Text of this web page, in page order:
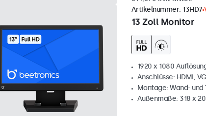
13 Zoll Monitor
Artikelnummer: 13HD7
1920 x 1080
Anschlüsse: HDMI,
Montage: Wand-
Außenmaße: 318 x